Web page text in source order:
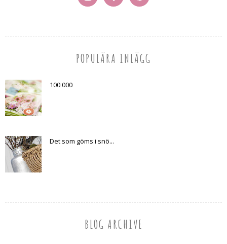
POPULÄRA INLÄGG
100 000
Det som göms i snö...
BLOG ARCHIVE